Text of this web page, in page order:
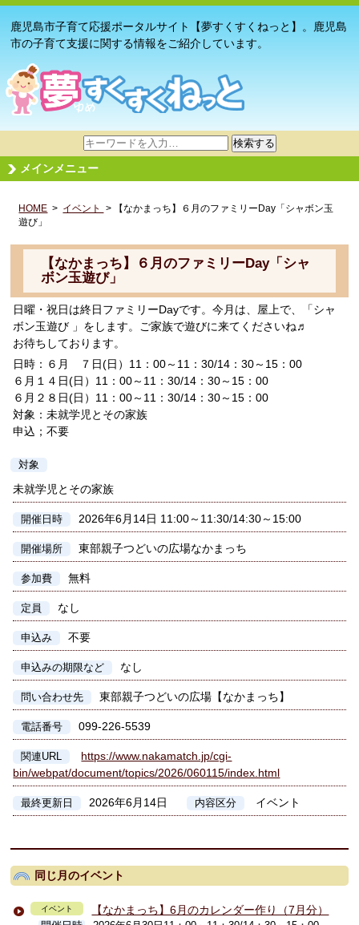
鹿児島市子育て応援ポータルサイト【夢すくすくねっと】。鹿児島
市の子育て支援に関する情報をご紹介しています。
サ
イ
ト
検
検索する
メインメニュー
HOME > イベント
> 【なかまっち】６月のファミリーDay「シャボン玉
遊び」
【なかまっち】６月のファミリーDay「シャ
ボン玉遊び」
日曜・祝日は終日ファミリーDayです。今月は、屋上で、「シャ
ボン玉遊び 」をします。ご家族で遊びに来てくださいね♬
お待ちしております。
日時：６月 ７日(日）11：00～11：30/14：30～15：00
６月１４日(日）11：00～11：30/14：30～15：00
６月２８日(日）11：00～11：30/14：30～15：00
対象：未就学児とその家族
申込；不要
対象
未就学児とその家族
開催日時 2026年6月14日 11:00～11:30/14:30～15:00
開催場所 東部親子つどいの広場なかまっち
参加費 無料
定員 なし
申込み 不要
申込みの期限など なし
問い合わせ先 東部親子つどいの広場【なかまっち】
電話番号 099-226-5539
関連URL
https://www.nakamatch.jp/cgi-
bin/webpat/document/topics/2026/060115/index.html
最終更新日 2026年6月14日 内容区分 イベント
同じ月のイベント
イベント 【なかまっち】6月のカレンダー作り（7月分）